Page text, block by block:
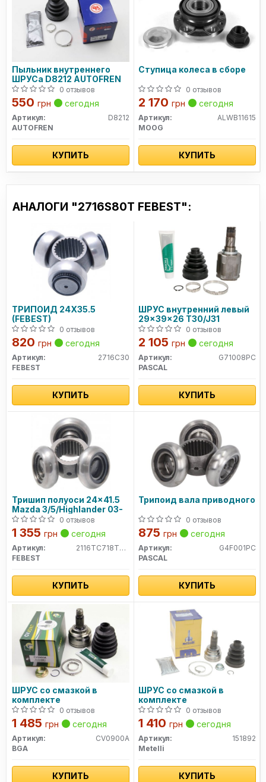
Пыльник внутреннего
ШРУСа D8212 AUTOFREN
0 отзывов
550 грн сегодня
Артикул:
D8212
AUTOFREN
КУПИТЬ
Ступица колеса в сборе
0 отзывов
2 170 грн сегодня
Артикул:
ALWB11615
MOOG
КУПИТЬ
АНАЛОГИ "2716S80T FEBEST":
ТРИПОИД 24X35.5
(FEBEST)
0 отзывов
820 грн сегодня
Артикул:
2716C30
FEBEST
КУПИТЬ
ШРУС внутренний левый
29x39x26 T30/J31
0 отзывов
2 105 грн сегодня
Артикул:
G71008PC
PASCAL
КУПИТЬ
Тришип полуоси 24x41.5
Mazda 3/5/Highlander 03-
0 отзывов
1 355 грн сегодня
Артикул:
2116TC718TDCI
FEBEST
КУПИТЬ
Трипоид вала приводного
0 отзывов
875 грн сегодня
Артикул:
G4F001PC
PASCAL
КУПИТЬ
ШРУС со смазкой в
комплекте
0 отзывов
1 485 грн сегодня
Артикул:
CV0900A
BGA
КУПИТЬ
ШРУС со смазкой в
комплекте
0 отзывов
1 410 грн сегодня
Артикул:
151892
Metelli
КУПИТЬ